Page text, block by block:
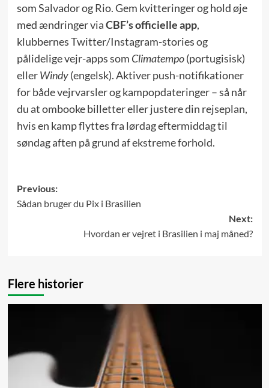
som Salvador og Rio. Gem kvitteringer og hold øje
med ændringer viaCBF’s officielle app,
klubbernes Twitter/Instagram-stories og
pålidelige vejr-apps som Climatempo(portugisisk)
ellerWindy(engelsk). Aktiver push-notifikationer
for både vejrvarsler og kampopdateringer – så når
du at ombooke billetter eller justere din rejseplan,
hvis en kamp flyttes fra lørdag eftermiddag til
søndag aften på grund af ekstreme forhold.
Post
navigation
Previous:
Sådan bruger du Pix i Brasilien
Next:
Hvordan er vejret i Brasilien i maj måned?
Flere historier